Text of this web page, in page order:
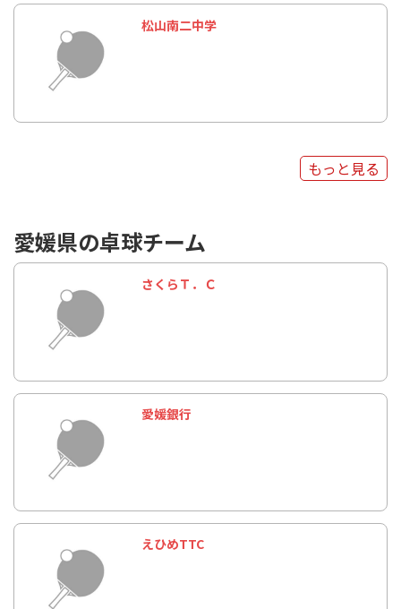
松山南二中学
もっと見る
愛媛県の卓球チーム
さくらＴ．Ｃ
愛媛銀行
えひめTTC